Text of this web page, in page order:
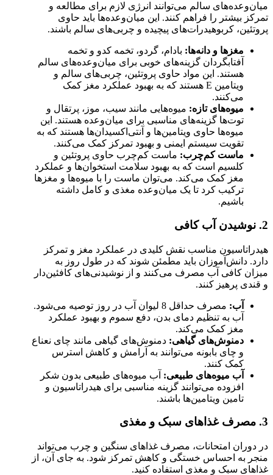
میان‌وعده‌های سالم می‌توانند انرژی لازم برای مطالعه و
تمرکز بیشتر را فراهم کنند. این میان‌وعده‌ها باید حاوی
پروتئین، کربوهیدرات‌های پیچیده و چربی‌های سالم باشند.
مغزها و دانه‌ها: بادام، گردو، تخمه کدو و تخمه
آفتابگردان گزینه‌های خوبی برای میان‌وعده‌های سالم
هستند. این مواد حاوی پروتئین، چربی‌های سالم و
ویتامین E هستند که به بهبود عملکرد مغز کمک
می‌کنند.
میوه‌های تازه: میوه‌هایی مانند سیب، موز، پرتقال و
توت‌ها گزینه‌های مناسبی برای میان‌وعده هستند. این
میوه‌ها حاوی ویتامین‌ها و آنتی‌اکسیدان‌ها هستند که به
تقویت سیستم ایمنی و بهبود تمرکز کمک می‌کنند.
ماست کم‌چرب: ماست کم‌چرب حاوی پروتئین و
کلسیم است که به بهبود سلامت استخوان‌ها و عملکرد
مغز کمک می‌کند. می‌توان ماست را با میوه‌ها و مغزها
ترکیب کرد تا یک میان‌وعده مغذی و کامل داشته
باشیم.
2. نوشیدن آب کافی
هیدراتاسیون مناسب نقش کلیدی در عملکرد مغز و تمرکز
دارد. دانش‌آموزان باید مطمئن شوند که در طول روز به
میزان کافی آب مصرف می‌کنند و از نوشیدنی‌های کافئین‌دار
و قندی پرهیز کنند.
آب:
مصرف حداقل 8 لیوان آب در روز توصیه می‌شود.
آب به تنظیم دمای بدن، دفع سموم و بهبود عملکرد
مغز کمک می‌کند.
دمنوش‌های گیاهی: دمنوش‌های گیاهی مانند چای نعناع
و چای بابونه می‌توانند به آرامش و کاهش استرس
کمک کنند.
آب میوه‌های طبیعی: آب میوه‌های طبیعی بدون شکر
افزوده می‌توانند گزینه مناسبی برای هیدراتاسیون و
تامین ویتامین‌ها باشند.
3. مصرف غذاهای سبک و مغذی
در دوران امتحانات، مصرف غذاهای سنگین و چرب می‌تواند
منجر به احساس خستگی و کاهش تمرکز شود. به جای آن، از
غذاهای سبک و مغذی استفاده کنید.